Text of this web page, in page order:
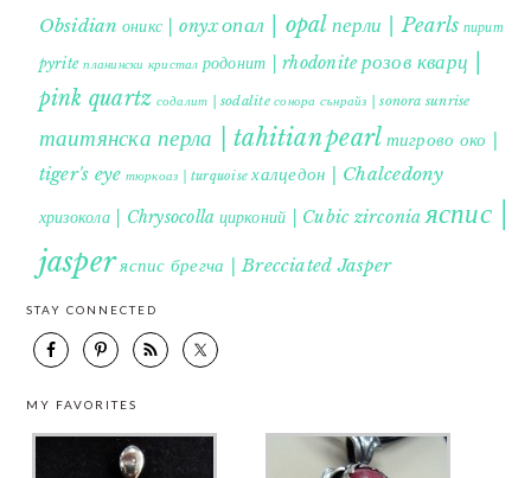
Obsidian оникс | onyxопал | opal перли | Pearls пирит |
pyrite планински кристал родонит | rhodonite розов кварц |
pink quartz содалит | sodalite сонора сънрайз | sonora sunrise
таитянска перла | tahitian pearl тигрово око |
tiger's eye тюркоаз | turquoise халцедон | Chalcedony
хризокола | Chrysocolla цирконий | Cubic zirconia яспис |
jasperяспис брегча | Brecciated Jasper
STAY CONNECTED
MY FAVORITES